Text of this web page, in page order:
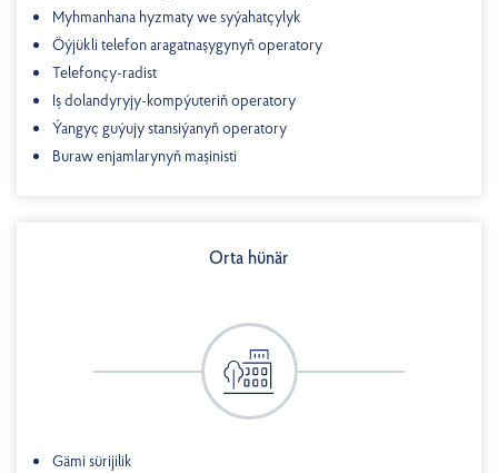
Myhmanhana hyzmaty we syýahatçylyk
Öýjükli telefon aragatnaşygynyň operatory
Telefonçy-radist
Iş dolandyryjy-kompýuteriň operatory
Ýangyç guýujy stansiýanyň operatory
Buraw enjamlarynyň maşinisti
Orta hünär
Gämi sürijilik